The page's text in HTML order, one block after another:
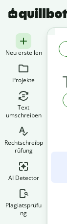
Neu erstellen
Projekte
Text
umschreiben
Rechtschreibp
rüfung
AI Detector
Plagiatsprüfu
ng